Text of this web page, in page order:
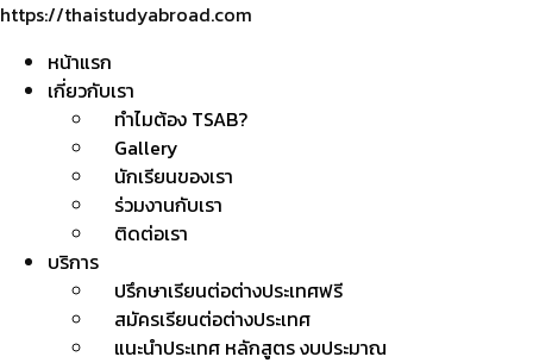
https://thaistudyabroad.com
หน้าแรก
เกี่ยวกับเรา
ทำไมต้อง TSAB?
Gallery
นักเรียนของเรา
ร่วมงานกับเรา
ติดต่อเรา
บริการ
ปรึกษาเรียนต่อต่างประเทศฟรี
สมัครเรียนต่อต่างประเทศ
แนะนำประเทศ หลักสูตร งบประมาณ